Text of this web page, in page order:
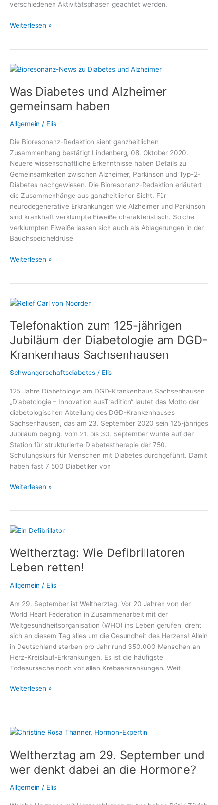
verschiedenen Aktivitätsphasen geachtet werden.
Gemeinsame
Snacks
Weiterlesen »
Was Diabetes und Alzheimer
gemeinsam haben
Allgemein / Elis
Die Bioresonanz-Redaktion sieht ganzheitlichen
Zusammenhang bestätigt Lindenberg, 08. Oktober 2020.
Neuere wissenschaftliche Erkenntnisse haben Details zu
Gemeinsamkeiten zwischen Alzheimer, Parkinson und Typ-2-
Diabetes nachgewiesen. Die Bioresonanz-Redaktion erläutert
die Zusammenhänge aus ganzheitlicher Sicht. Für
neurodegenerative Erkrankungen wie Alzheimer und Parkinson
sind krankhaft verklumpte Eiweiße charakteristisch. Solche
verklumpten Eiweiße lassen sich auch als Ablagerungen in der
Bauchspeicheldrüse
Was
gemeinsam
Weiterlesen »
Telefonaktion zum 125-jährigen
Jubiläum der Diabetologie am DGD-
Krankenhaus Sachsenhausen
Schwangerschaftsdiabetes / Elis
125 Jahre Diabetologie am DGD-Krankenhaus Sachsenhausen
„Diabetologie – Innovation ausTradition“ lautet das Motto der
diabetologischen Abteilung des DGD-Krankenhauses
Sachsenhausen, das am 23. September 2020 sein 125-jähriges
Jubiläum beging. Vom 21. bis 30. September wurde auf der
Station für strukturierte Diabetestherapie der 750.
Schulungskurs für Menschen mit Diabetes durchgeführt. Damit
haben fast 7 500 Diabetiker von
Telefonaktion
Jubiläum
Diabetologie
am
DGD-
Krankenhaus
Weiterlesen »
Weltherztag: Wie Defibrillatoren
Leben retten!
Allgemein / Elis
Am 29. September ist Weltherztag. Vor 20 Jahren von der
World Heart Federation in Zusammenarbeit mit der
Weltgesundheitsorganisation (WHO) ins Leben gerufen, dreht
sich an diesem Tag alles um die Gesundheit des Herzens! Allein
in Deutschland sterben pro Jahr rund 350.000 Menschen an
Herz-Kreislauf-Erkrankungen. Es ist die häufigste
Todesursache noch vor allen Krebserkrankungen. Weit
Weltherztag:
retten!
Weiterlesen »
Weltherztag am 29. September und
wer denkt dabei an die Hormone?
Allgemein / Elis